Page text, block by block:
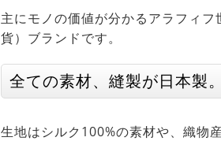
主にモノの価値が分かるアラフィ
貨）ブランドです。
全ての素材、縫製が日本製
生地はシルク100%の素材や、織物